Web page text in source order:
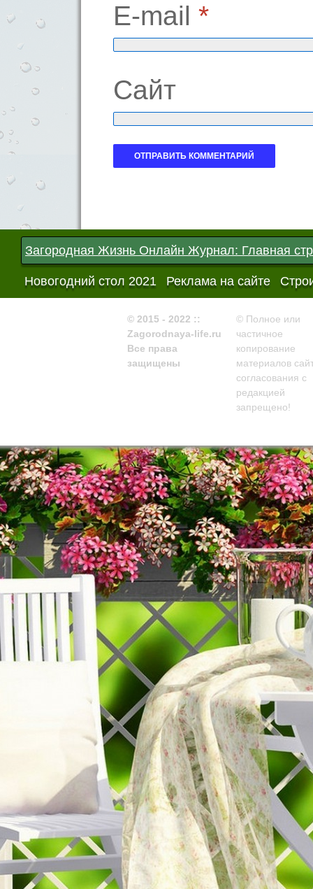
E-mail *
Сайт
Загородная Жизнь Онлайн Журнал: Главная
Новогодний стол 2021 Реклама на сайте
© 2015 - 2022 ::
Zagorodnaya-life.ru
Все права
защищены
© Полное или
частичное
копирование
материалов
согласования с
редакцией
запрещено!